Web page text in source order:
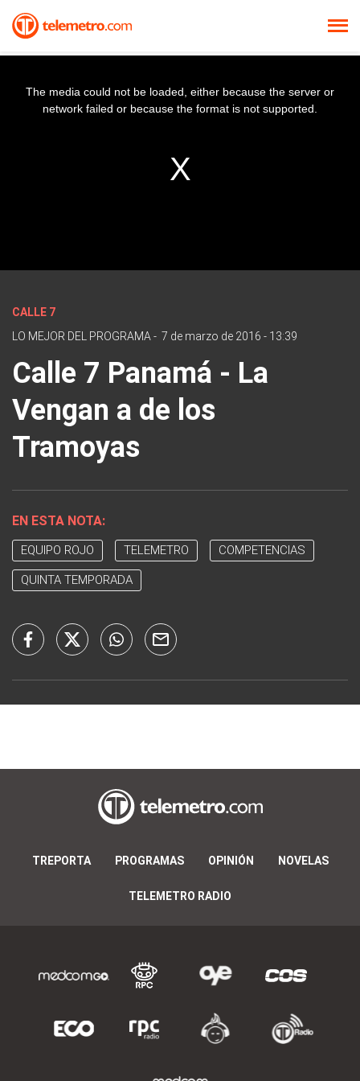
The media could not be loaded, either because the server or
network failed or because the format is not supported.
CALLE 7
LO MEJOR DEL PROGRAMA - 7 de marzo de 2016 - 13:39
Calle 7 Panamá - La
Vengan a de los
Tramoyas
EN ESTA NOTA:
EQUIPO ROJO TELEMETRO COMPETENCIAS
QUINTA TEMPORADA
TREPORTA PROGRAMAS OPINIÓN NOVELAS
TELEMETRO RADIO